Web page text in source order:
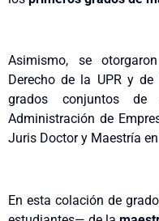
Asimismo, se otorgaron
Derecho de la UPR y
grados conjuntos
Administración de
Juris Doctor y Maestría
En esta colación de